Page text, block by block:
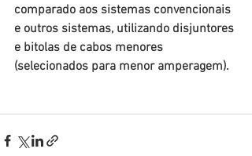
comparado aos sistemas convencionais
e outros sistemas, utilizando disjuntores
e bitolas de cabos menores
(selecionados para menor amperagem).